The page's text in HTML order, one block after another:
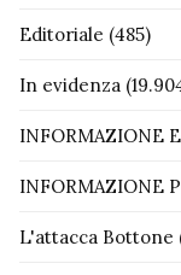
Editoriale (485)
In evidenza
INFORMAZIONE
INFORMAZIONE
L'attacca Bottone